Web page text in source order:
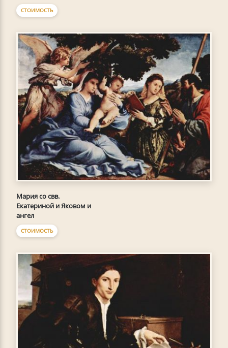
СТОИМОСТЬ
Мария со свв.
Екатериной и Яковом и
ангел
СТОИМОСТЬ